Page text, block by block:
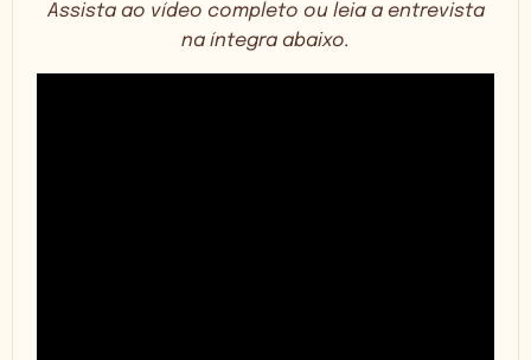
Assista ao vídeo completo ou leia a entrevista
na íntegra abaixo.